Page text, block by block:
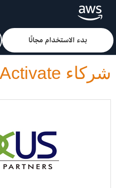
انقر هنا للعودة إلى
بدء الاستخدام مجانًا
شركاء AWS Activate‏ | I-O